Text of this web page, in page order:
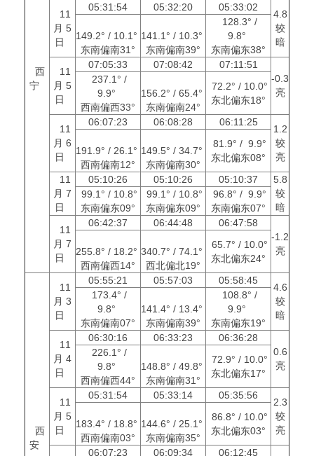
西
宁
11
月 5
日
05:31:54 05:32:20 05:33:02
4.8
较
暗
149.2° / 10.1°
东南偏南31°
141.1° / 10.3°
东南偏南39°
128.3° /
9.8°
东南偏东38°
11
月 5
日
07:05:33 07:08:42
07:11:51
-0.3
亮
237.1° /
9.9°
西南偏西33°
156.2° / 65.4°
东南偏南24°
72.2° / 10.0°
东北偏东18°
11
月 6
日
06:07:23 06:08:28 06:11:25
1.2
较
亮
191.9° / 26.1°
西南偏南12°
149.5° / 34.7°
东南偏南30°
81.9° / 9.9°
东北偏东08°
11
月 7
日
05:10:26 05:10:26 05:10:37
5.8
较
暗
99.1° / 10.8°
东南偏东09°
99.1° / 10.8°
东南偏东09°
96.8° / 9.9°
东南偏东07°
11
月 7
日
06:42:37 06:44:48
06:47:58
-1.2
亮
255.8° / 18.2°
西南偏西14°
340.7° / 74.1°
西北偏北19°
65.7° / 10.0°
东北偏东24°
西
安
11
月 3
日
05:55:21 05:57:03 05:58:45
4.6
较
暗
173.4° /
9.8°
东南偏南07°
141.4° / 13.4°
东南偏南39°
108.8° /
9.9°
东南偏东19°
11
月 4
日
06:30:16 06:33:23
06:36:28
0.6
亮
226.1° /
9.8°
西南偏西44°
148.8° / 49.8°
东南偏南31°
72.9° / 10.0°
东北偏东17°
11
月 5
日
05:31:54 05:33:14 05:35:56
2.3
较
亮
183.4° / 18.8°
西南偏南03°
144.6° / 25.1°
东南偏南35°
86.8° / 10.0°
东北偏东03°
06:07:23 06:09:34
06:12:45